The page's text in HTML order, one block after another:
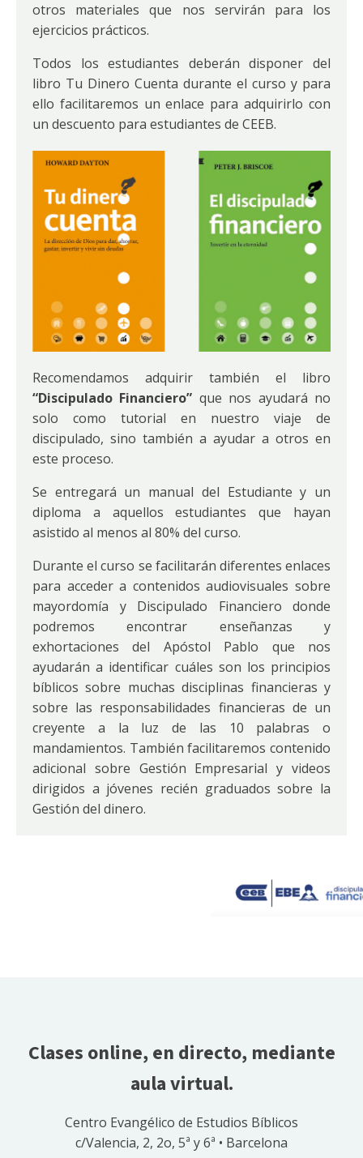
otros materiales que nos servirán para los
ejercicios prácticos.
Todos los estudiantes deberán disponer del
libro Tu Dinero Cuenta durante el curso y para
ello facilitaremos un enlace para adquirirlo con
un descuento para estudiantes de CEEB.
Recomendamos adquirir también el libro
“Discipulado Financiero” que nos ayudará no
solo como tutorial en nuestro viaje de
discipulado, sino también a ayudar a otros en
este proceso.
Se entregará un manual del Estudiante y un
diploma a aquellos estudiantes que hayan
asistido al menos al 80% del curso.
Durante el curso se facilitarán diferentes enlaces
para acceder a contenidos audiovisuales sobre
mayordomía y Discipulado Financiero donde
podremos encontrar enseñanzas y
exhortaciones del Apóstol Pablo que nos
ayudarán a identificar cuáles son los principios
bíblicos sobre muchas disciplinas financieras y
sobre las responsabilidades financieras de un
creyente a la luz de las 10 palabras o
mandamientos. También facilitaremos contenido
adicional sobre Gestión Empresarial y videos
dirigidos a jóvenes recién graduados sobre la
Gestión del dinero.
Clases online, en directo, mediante
aula virtual.
Centro Evangélico de Estudios Bíblicos
c/Valencia, 2, 2o, 5ª y 6ª • Barcelona